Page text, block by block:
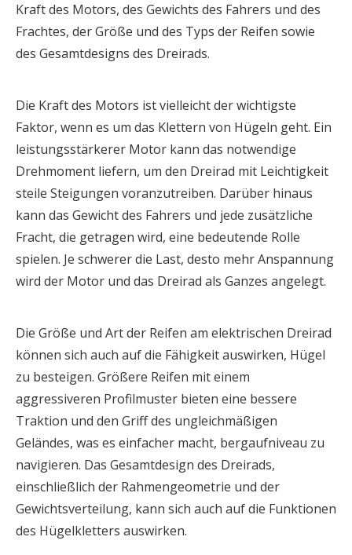
Kraft des Motors, des Gewichts des Fahrers und des
Frachtes, der Größe und des Typs der Reifen sowie
des Gesamtdesigns des Dreirads.
Die Kraft des Motors ist vielleicht der wichtigste
Faktor, wenn es um das Klettern von Hügeln geht. Ein
leistungsstärkerer Motor kann das notwendige
Drehmoment liefern, um den Dreirad mit Leichtigkeit
steile Steigungen voranzutreiben. Darüber hinaus
kann das Gewicht des Fahrers und jede zusätzliche
Fracht, die getragen wird, eine bedeutende Rolle
spielen. Je schwerer die Last, desto mehr Anspannung
wird der Motor und das Dreirad als Ganzes angelegt.
Die Größe und Art der Reifen am elektrischen Dreirad
können sich auch auf die Fähigkeit auswirken, Hügel
zu besteigen. Größere Reifen mit einem
aggressiveren Profilmuster bieten eine bessere
Traktion und den Griff des ungleichmäßigen
Geländes, was es einfacher macht, bergaufniveau zu
navigieren. Das Gesamtdesign des Dreirads,
einschließlich der Rahmengeometrie und der
Gewichtsverteilung, kann sich auch auf die Funktionen
des Hügelkletters auswirken.